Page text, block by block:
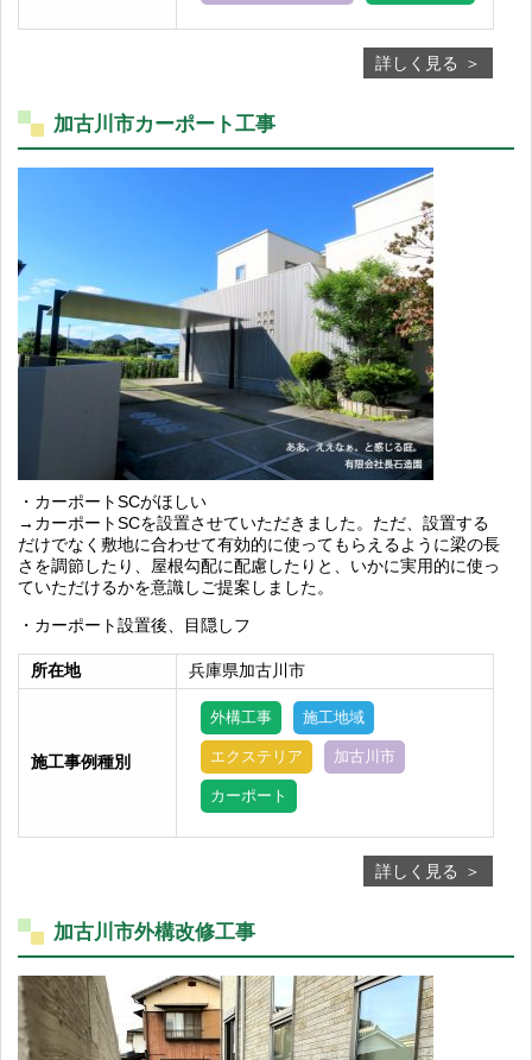
詳しく見る
加古川市カーポート工事
・カーポートSCがほしい
→カーポートSCを設置させていただきました。ただ、設置する
だけでなく敷地に合わせて有効的に使ってもらえるように梁の長
さを調節したり、屋根勾配に配慮したりと、いかに実用的に使っ
ていただけるかを意識しご提案しました。
・カーポート設置後、目隠しフ
所在地 兵庫県加古川市
施工事例種別
外構工事 施工地域
エクステリア 加古川市
カーポート
詳しく見る
加古川市外構改修工事